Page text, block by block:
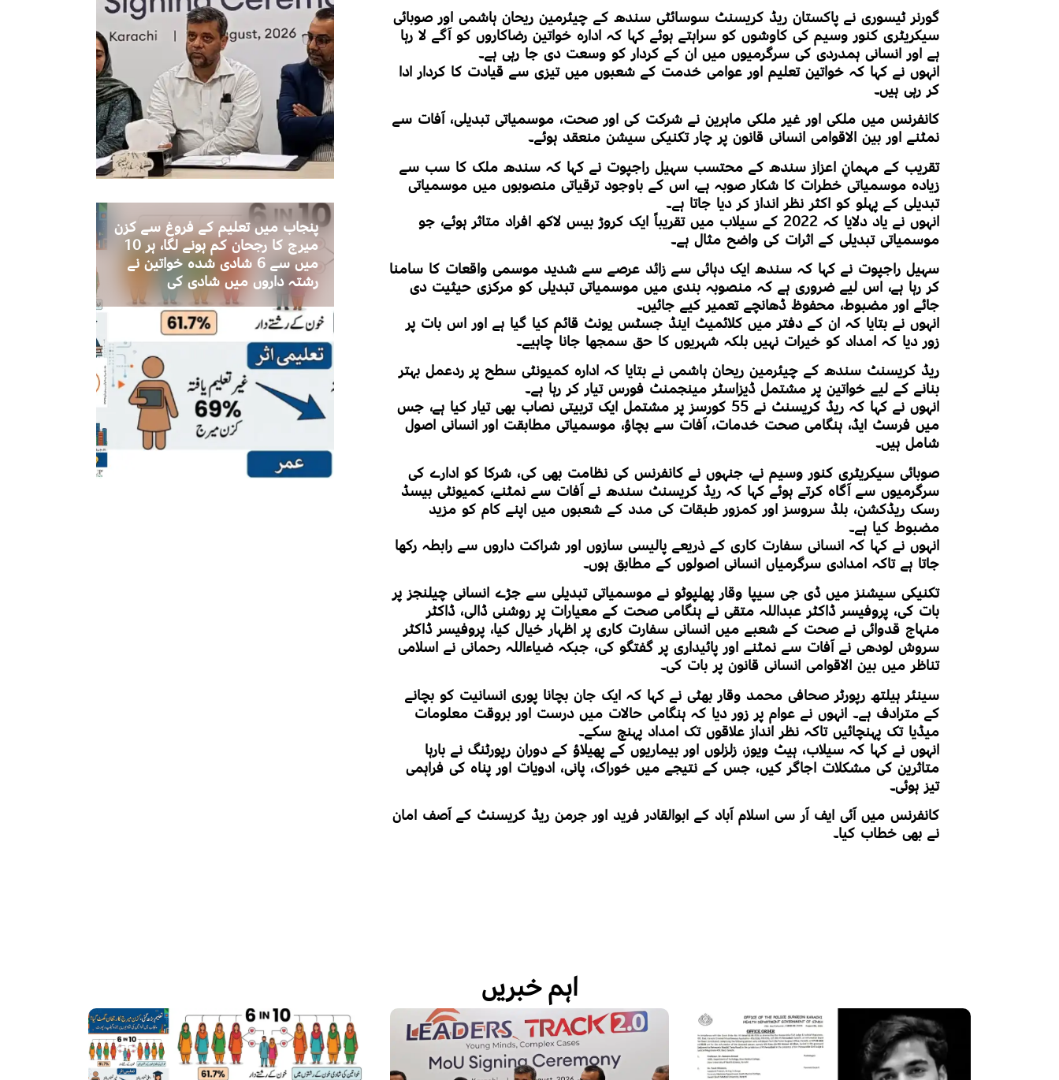
گورنر ٹیسوری نے پاکستان ریڈ کریسنٹ سوسائٹی سندھ کے چیئرمین ریحان ہاشمی اور صوبائی
سیکریٹری کنور وسیم کی کاوشوں کو سراہتے ہوئے کہا کہ ادارہ خواتین رضاکاروں کو آگے لا رہا
ہے اور انسانی ہمدردی کی سرگرمیوں میں ان کے کردار کو وسعت دی جا رہی ہے۔
انہوں نے کہا کہ خواتین تعلیم اور عوامی خدمت کے شعبوں میں تیزی سے قیادت کا کردار ادا
کر رہی ہیں۔
کانفرنس میں ملکی اور غیر ملکی ماہرین نے شرکت کی اور صحت، موسمیاتی تبدیلی، آفات سے
نمٹنے اور بین الاقوامی انسانی قانون پر چار تکنیکی سیشن منعقد ہوئے۔
تقریب کے مہمانِ اعزاز سندھ کے محتسب سہیل راجپوت نے کہا کہ سندھ ملک کا سب سے
زیادہ موسمیاتی خطرات کا شکار صوبہ ہے، اس کے باوجود ترقیاتی منصوبوں میں موسمیاتی
تبدیلی کے پہلو کو اکثر نظر انداز کر دیا جاتا ہے۔
انہوں نے یاد دلایا کہ 2022 کے سیلاب میں تقریباً ایک کروڑ بیس لاکھ افراد متاثر ہوئے، جو
موسمیاتی تبدیلی کے اثرات کی واضح مثال ہے۔
سہیل راجپوت نے کہا کہ سندھ ایک دہائی سے زائد عرصے سے شدید موسمی واقعات کا سامنا
کر رہا ہے، اس لیے ضروری ہے کہ منصوبہ بندی میں موسمیاتی تبدیلی کو مرکزی حیثیت دی
جائے اور مضبوط، محفوظ ڈھانچے تعمیر کیے جائیں۔
انہوں نے بتایا کہ ان کے دفتر میں کلائمیٹ اینڈ جسٹس یونٹ قائم کیا گیا ہے اور اس بات پر
زور دیا کہ امداد کو خیرات نہیں بلکہ شہریوں کا حق سمجھا جانا چاہیے۔
ریڈ کریسنٹ سندھ کے چیئرمین ریحان ہاشمی نے بتایا کہ ادارہ کمیونٹی سطح پر ردعمل بہتر
بنانے کے لیے خواتین پر مشتمل ڈیزاسٹر مینجمنٹ فورس تیار کر رہا ہے۔
انہوں نے کہا کہ ریڈ کریسنٹ نے 55 کورسز پر مشتمل ایک تربیتی نصاب بھی تیار کیا ہے، جس
میں فرسٹ ایڈ، ہنگامی صحت خدمات، آفات سے بچاؤ، موسمیاتی مطابقت اور انسانی اصول
شامل ہیں۔
صوبائی سیکریٹری کنور وسیم نے، جنہوں نے کانفرنس کی نظامت بھی کی، شرکا کو ادارے کی
سرگرمیوں سے آگاہ کرتے ہوئے کہا کہ ریڈ کریسنٹ سندھ نے آفات سے نمٹنے، کمیونٹی بیسڈ
رسک ریڈکشن، بلڈ سروسز اور کمزور طبقات کی مدد کے شعبوں میں اپنے کام کو مزید
مضبوط کیا ہے۔
انہوں نے کہا کہ انسانی سفارت کاری کے ذریعے پالیسی سازوں اور شراکت داروں سے رابطہ رکھا
جاتا ہے تاکہ امدادی سرگرمیاں انسانی اصولوں کے مطابق ہوں۔
تکنیکی سیشنز میں ڈی جی سیپا وقار پھلپوٹو نے موسمیاتی تبدیلی سے جڑے انسانی چیلنجز پر
بات کی، پروفیسر ڈاکٹر عبداللہ متقی نے ہنگامی صحت کے معیارات پر روشنی ڈالی، ڈاکٹر
منہاج قدوائی نے صحت کے شعبے میں انسانی سفارت کاری پر اظہار خیال کیا، پروفیسر ڈاکٹر
سروش لودھی نے آفات سے نمٹنے اور پائیداری پر گفتگو کی، جبکہ ضیاءاللہ رحمانی نے اسلامی
تناظر میں بین الاقوامی انسانی قانون پر بات کی۔
سینئر ہیلتھ رپورٹر صحافی محمد وقار بھٹی نے کہا کہ ایک جان بچانا پوری انسانیت کو بچانے
کے مترادف ہے۔ انہوں نے عوام پر زور دیا کہ ہنگامی حالات میں درست اور بروقت معلومات
میڈیا تک پہنچائیں تاکہ نظر انداز علاقوں تک امداد پہنچ سکے۔
انہوں نے کہا کہ سیلاب، ہیٹ ویوز، زلزلوں اور بیماریوں کے پھیلاؤ کے دوران رپورٹنگ نے بارہا
متاثرین کی مشکلات اجاگر کیں، جس کے نتیجے میں خوراک، پانی، ادویات اور پناہ کی فراہمی
تیز ہوئی۔
کانفرنس میں آئی ایف آر سی اسلام آباد کے ابوالقادر فرید اور جرمن ریڈ کریسنٹ کے آصف امان
نے بھی خطاب کیا۔
پنجاب میں تعلیم کے فروغ سے کزن
میرج کا رجحان کم ہونے لگا، ہر 10
میں سے 6 شادی شدہ خواتین نے
رشتہ داروں میں شادی کی
اہم خبریں